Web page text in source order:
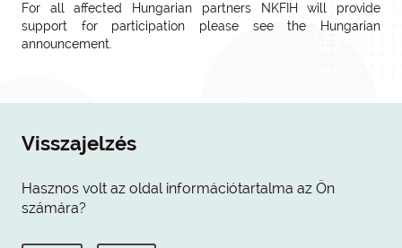
For all affected Hungarian partners NKFIH will provide
support for participation please see the Hungarian
announcement.
Visszajelzés
Hasznos volt az oldal információtartalma az Ön
számára?